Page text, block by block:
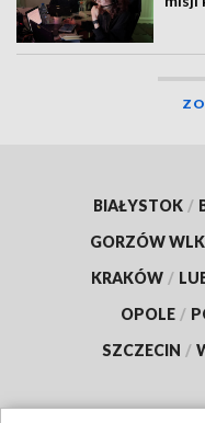
BIAŁYSTOK /
GORZÓW
KRAKÓW /
OPOLE /
SZCZECIN /